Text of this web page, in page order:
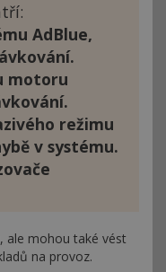
AdBlue,
motoru
režimu
v systému.
ale mohou také vést
na provoz.